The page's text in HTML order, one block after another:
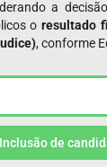
a
oresultado
, conforme
Inclusão de